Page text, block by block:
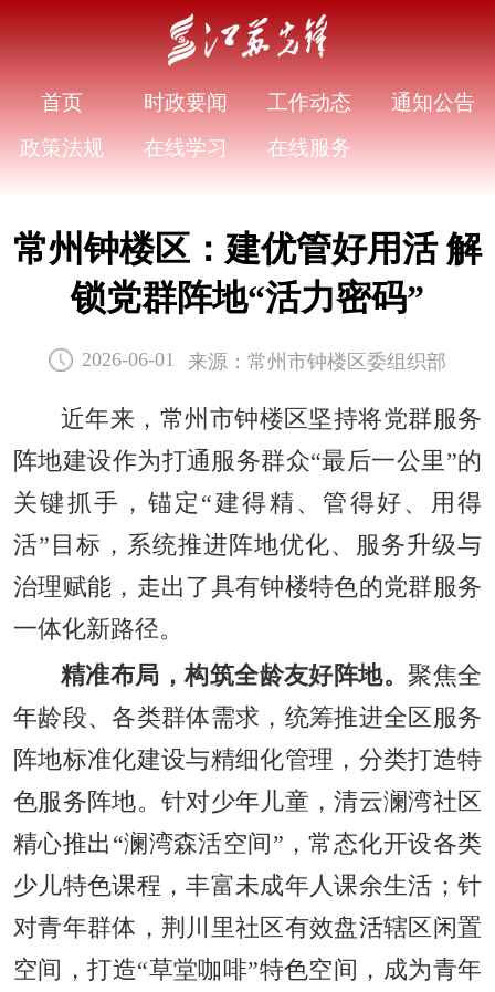
首页 时政要闻 工作动态
通知公告
政策法规
在线学习 在线服务
常州钟楼区：建优管好用活 解
锁党群阵地“活力密码”
2026-06-01 来源：常州市钟楼区委组织部
近年来，常州市钟楼区坚持将党群服务
阵地建设作为打通服务群众“最后一公里”的
关键抓手，锚定“建得精、管得好、用得
活”目标，系统推进阵地优化、服务升级与
治理赋能，走出了具有钟楼特色的党群服务
一体化新路径。
精准布局，构筑全龄友好阵地。 聚焦全
年龄段、各类群体需求，统筹推进全区服务
阵地标准化建设与精细化管理，分类打造特
色服务阵地。针对少年儿童，清云澜湾社区
精心推出“澜湾森活空间”，常态化开设各类
少儿特色课程，丰富未成年人课余生活；针
对青年群体，荆川里社区有效盘活辖区闲置
空间，打造“草堂咖啡”特色空间，成为青年